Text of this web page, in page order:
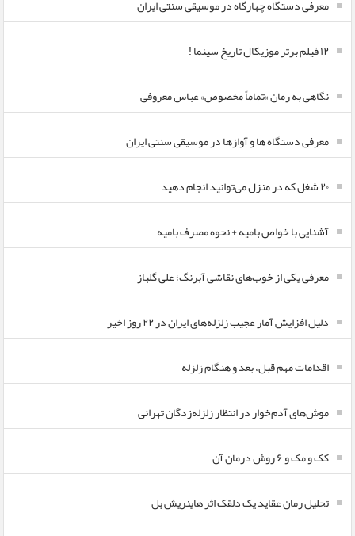
معرفی دستگاه چهارگاه در موسیقی سنتی ایران
۱۲ فیلم برتر موزیکال تاریخ سینما !
نگاهی به رمان «تماماً مخصوص» عباس معروفی
معرفی دستگاه ها و آوازها در موسیقی سنتی ایران
۲۰ شغل که در منزل می‌توانید انجام دهید
آشنایی با خواص بامیه + نحوه مصرف بامیه
معرفی یکی از خوب‌های نقاشی آبرنگ؛ علی گلباز
دلیل افزایش آمار عجیب زلزله‌های ایران در ۲۲ روز اخیر
اقدامات مهم قبل، بعد و هنگام زلزله
موش‌های آدم‌خوار در انتظار زلزله‌زدگان تهرانی
کک و مک و ۶ روش درمان آن
تحلیل رمان عقاید یک دلقک اثر هاینریش بل